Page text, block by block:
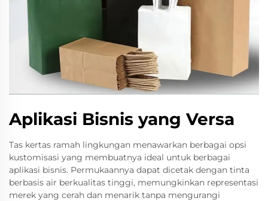
Aplikasi Bisnis yang Versa
Tas kertas ramah lingkungan menawarkan berbagai opsi
kustomisasi yang membuatnya ideal untuk berbagai
aplikasi bisnis. Permukaannya dapat dicetak dengan tinta
berbasis air berkualitas tinggi, memungkinkan representasi
merek yang cerah dan menarik tanpa mengurangi